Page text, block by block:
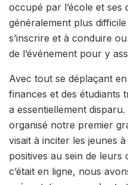
occupé par l’école et ses
généralement plus
s’inscrire et à conduire
de l’événement pour y
Avec tout se déplaçant
finances et des étudiants
a essentiellement
organisé notre premier
visait à inciter les jeunes
positives au sein de leurs
c’était en ligne, nous